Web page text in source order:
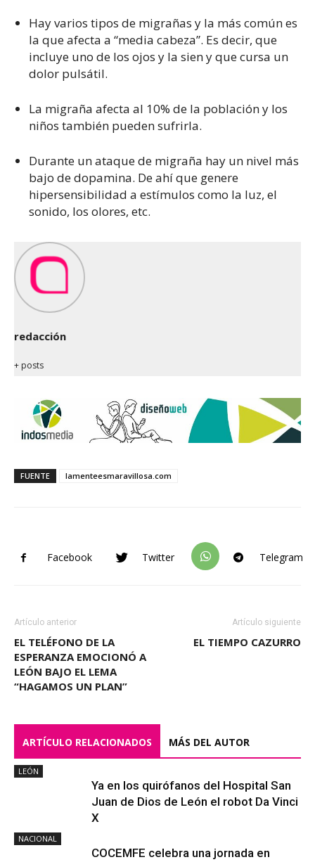
Hay varios tipos de migrañas y la más común es
la que afecta a “media cabeza”. Es decir, que
incluye uno de los ojos y la sien y que cursa un
dolor pulsátil.
La migraña afecta al 10% de la población y los
niños también pueden sufrirla.
Durante un ataque de migraña hay un nivel más
bajo de dopamina. De ahí que genere
hipersensibilidad a estímulos como la luz, el
sonido, los olores, etc.
redacción
+ posts
FUENTE lamenteesmaravillosa.com
Facebook Twitter Telegram
Artículo anterior
EL TELÉFONO DE LA
ESPERANZA EMOCIONÓ A
LEÓN BAJO EL LEMA
“HAGAMOS UN PLAN”
Artículo siguiente
EL TIEMPO CAZURRO
ARTÍCULO RELACIONADOS MÁS DEL AUTOR
LEÓN
Ya en los quirófanos del Hospital San
Juan de Dios de León el robot Da Vinci
X
NACIONAL
COCEMFE celebra una jornada en